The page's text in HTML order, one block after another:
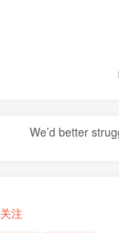
We’d better
关注